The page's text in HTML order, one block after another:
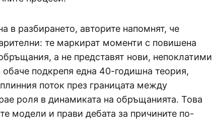
в разбирането, авторите напомнят, че
те маркират моменти с повишена
а не представят нови, непоклатими
обаче подкрепя една 40-годишна теория,
поток през границата между
роля в динамиката на обръщанията. Това
модели и прави дебата за причините по-